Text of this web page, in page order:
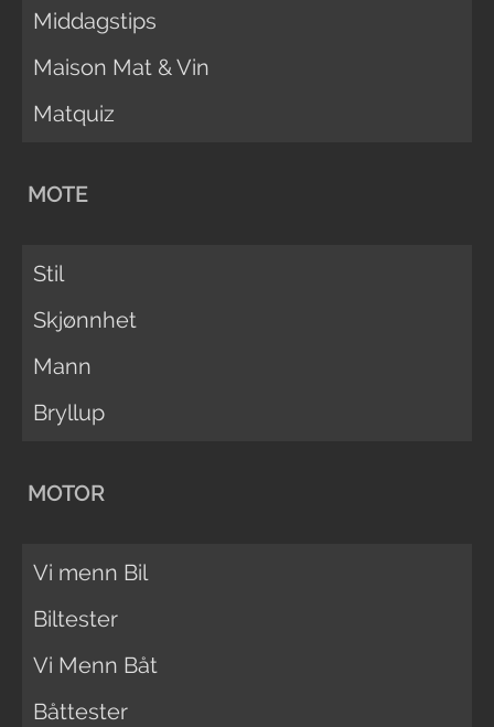
Middagstips
Maison Mat & Vin
Matquiz
MOTE
Stil
Skjønnhet
Mann
Bryllup
MOTOR
Vi menn Bil
Biltester
Vi Menn Båt
Båttester